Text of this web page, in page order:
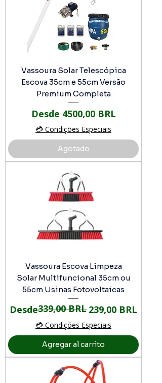
Vassoura Solar Telescópica
Escova 35cm e 55cm Versão
Premium Completa
Desde 4500,00 BRL
Precio de oferta
💳 Condições Especiais
Agotado
Vassoura Escova Limpeza
Solar Multifuncional 35cm ou
55cm Usinas Fotovoltaicas
Desde
Precio339,00 BRL 239,00 BRL
Precio de oferta
💳 Condições Especiais
Agregar al carrito